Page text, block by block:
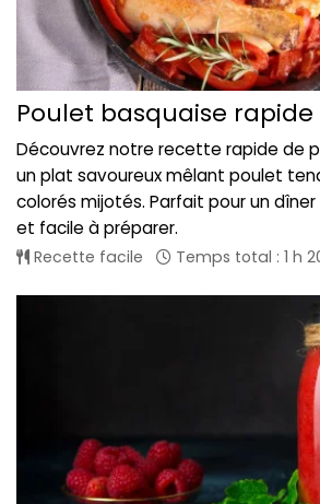
Poulet basquaise rapide
Découvrez notre recette rapide de
un plat savoureux mêlant poulet
colorés mijotés. Parfait pour un
et facile à préparer.
Recette facile Temps total : 1 h